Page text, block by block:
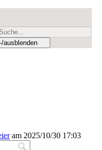
ausblenden
am 2025/10/30 17:03